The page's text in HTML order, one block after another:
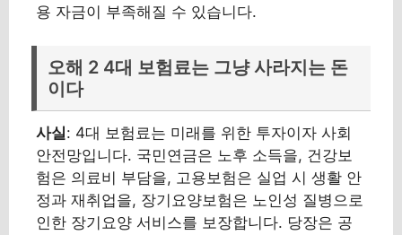
용 자금이 부족해질 수 있습니다.
오해 2 4대 보험료는 그냥 사라지는 돈
이다
사실: 4대 보험료는 미래를 위한 투자이자 사회
안전망입니다. 국민연금은 노후 소득을, 건강보
험은 의료비 부담을, 고용보험은 실업 시 생활 안
정과 재취업을, 장기요양보험은 노인성 질병으로
인한 장기요양 서비스를 보장합니다. 당장은 공